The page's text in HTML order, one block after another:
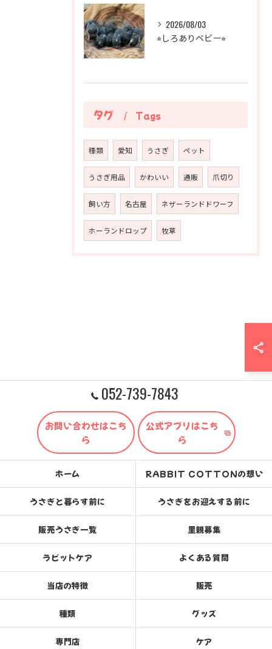
2026/08/03
⭐︎しろありベビー⭐︎
タグ Tags
種類 愛知 うさぎ ペット
うさぎ用品 かわいい 通販 爪切り
飼い方 名古屋 ネザーランドドワーフ
ホーランドロップ 牧草
052-739-7843
お問い合わせはこち
ら
公式アプリはこち
ら
ホーム RABBIT COTTONの想い
うさぎと暮らす前に うさぎをお迎えする前に
販売うさぎ一覧 里親募集
ラビットケア よくある質問
当店の特徴 販売
種類 グッズ
専門店 ケア